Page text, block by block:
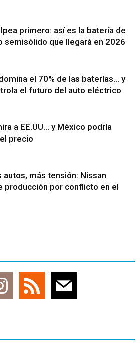
primero: así es la batería de
semisólido que llegará en 2026
el 70% de las baterías… y
el futuro del auto eléctrico
a EE.UU… y México podría
precio
autos, más tensión: Nissan
producción por conflicto en el